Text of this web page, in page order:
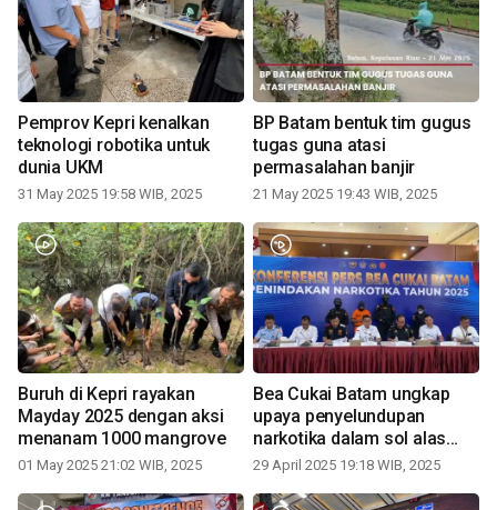
Pemprov Kepri kenalkan
teknologi robotika untuk
dunia UKM
31 May 2025 19:58 WIB, 2025
BP Batam bentuk tim gugus
tugas guna atasi
permasalahan banjir
21 May 2025 19:43 WIB, 2025
Buruh di Kepri rayakan
Mayday 2025 dengan aksi
menanam 1000 mangrove
01 May 2025 21:02 WIB, 2025
Bea Cukai Batam ungkap
upaya penyelundupan
narkotika dalam sol alas
kaki
29 April 2025 19:18 WIB, 2025